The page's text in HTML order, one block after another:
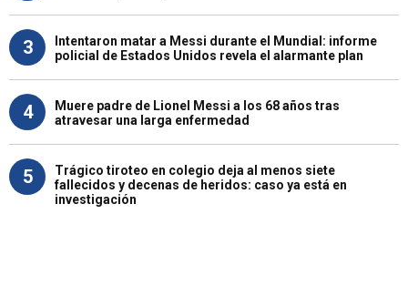
3
Intentaron matar a Messi durante el Mundial: informe
policial de Estados Unidos revela el alarmante plan
4
Muere padre de Lionel Messi a los 68 años tras
atravesar una larga enfermedad
5
Trágico tiroteo en colegio deja al menos siete
fallecidos y decenas de heridos: caso ya está en
investigación